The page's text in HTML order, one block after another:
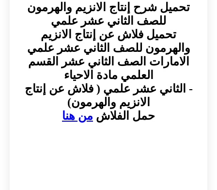
تحميل شرح إنتاج الانزيم والهرمون
للصف الثاني عشر علمي
تحميل فلاش عن إنتاج الانزيم
والهرمون للصف الثاني عشر علمي
الامارات الصف الثاني عشر القسم
العلمي مادة الاحياء
- الثاني عشر علمي ( فلاش عن إنتاج
الانزيم والهرمون)
حمل الفلاش من هنا